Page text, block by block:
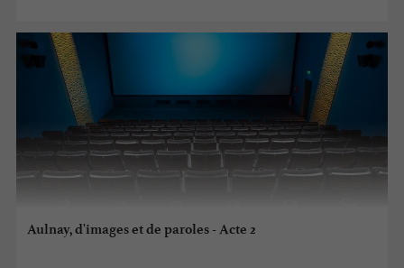
Aulnay, d'images et de paroles - Acte 2